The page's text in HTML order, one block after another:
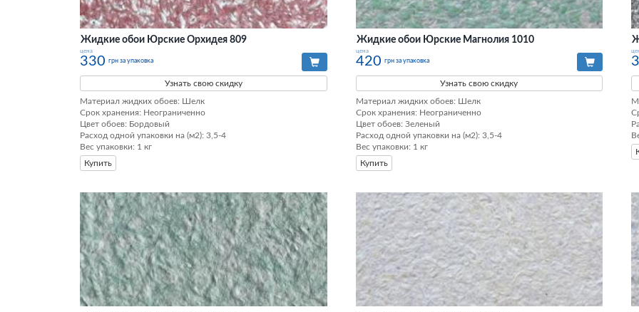
Жидкие обои Юрские Орхидея 809
цена
330 грн за упаковка
Узнать свою скидку
Материал жидких обоев: Шелк
Срок хранения: Неограниченно
Цвет обоев: Бордовый
Расход одной упаковки на (м2): 3,5-4
Вес упаковки: 1 кг
Купить
Жидкие обои Юрские Магнолия 1010
цена
420 грн за упаковка
Узнать свою скидку
Материал жидких обоев: Шелк
Срок хранения: Неограниченно
Цвет обоев: Зеленый
Расход одной упаковки на (м2): 3,5-4
Вес упаковки: 1 кг
Купить